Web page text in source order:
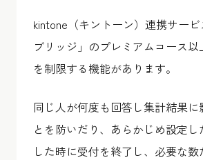
kintone（キントーン）連携サー
ブリッジ」のプレミアムコース
を制限する機能があります。
同じ人が何度も回答し集計結果に
とを防いだり、あらかじめ設定
した時に受付を終了し、必要な